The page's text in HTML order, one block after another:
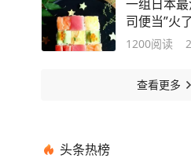
一组日本
司便当”火
养美味
1200阅读
查看更多
头条热榜